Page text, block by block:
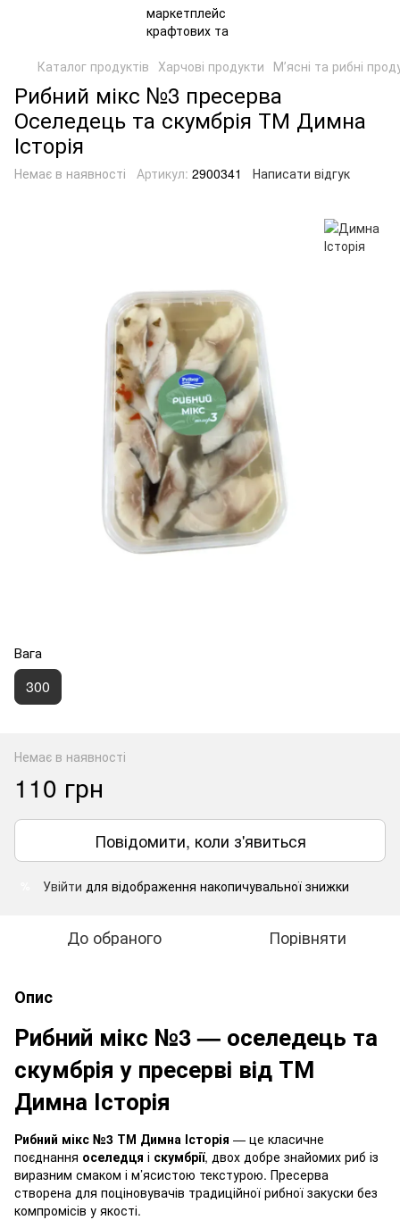
Каталог продуктів Харчові продукти Мʼясні та рибні
Рибний мікс №3 пресерва
Оселедець та скумбрія ТМ Димна
Історія
Немає в наявності Артикул: 2900341 Написати відгук
Вага
300
Немає в наявності
110 грн
Повідомити, коли з'явиться
Увійти для відображення накопичувальної знижки
До обраного Порівняти
Опис
Рибний мікс №3 — оселедець та
скумбрія у пресерві від ТМ
Димна Історія
Рибний мікс №3 ТМ Димна Історія — це класичне
поєднання оселедця і скумбрії, двох добре знайомих риб із
виразним смаком і м’ясистою текстурою. Пресерва
створена для поціновувачів традиційної рибної закуски без
компромісів у якості.